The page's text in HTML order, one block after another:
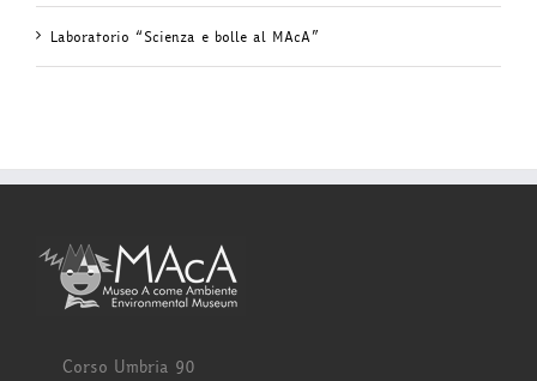
Laboratorio “Scienza e bolle al MAcA”
Corso Umbria 90